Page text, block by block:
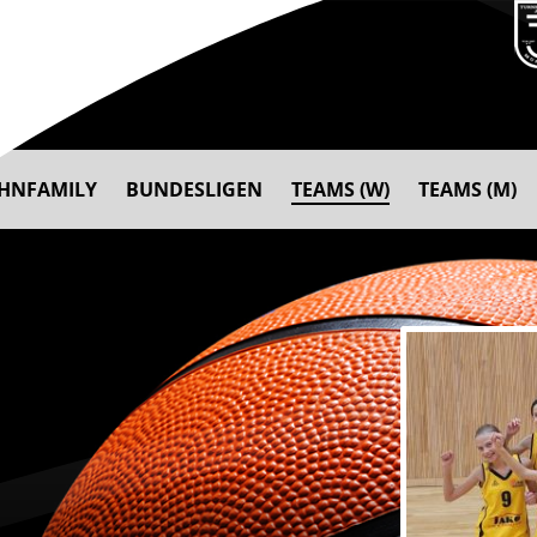
BUNDESLIGEN TEAMS (W) TEAMS (M)